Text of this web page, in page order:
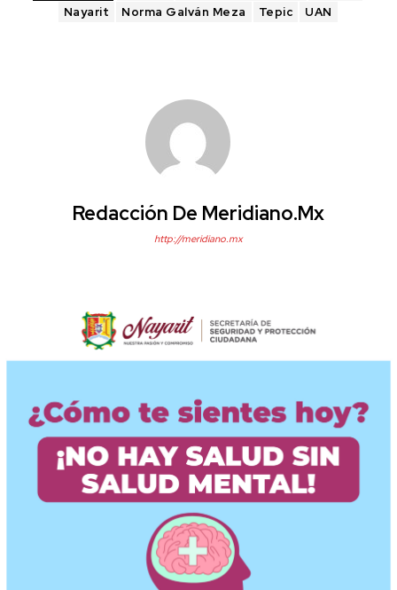
Nayarit
Norma Galván Meza Tepic UAN
Redacción De Meridiano.mx
http://meridiano.mx